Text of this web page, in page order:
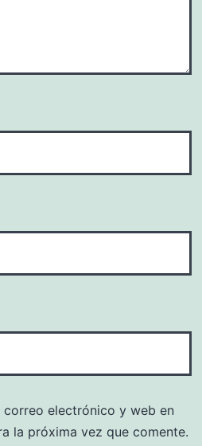
correo electrónico y web en
la próxima vez que comente.